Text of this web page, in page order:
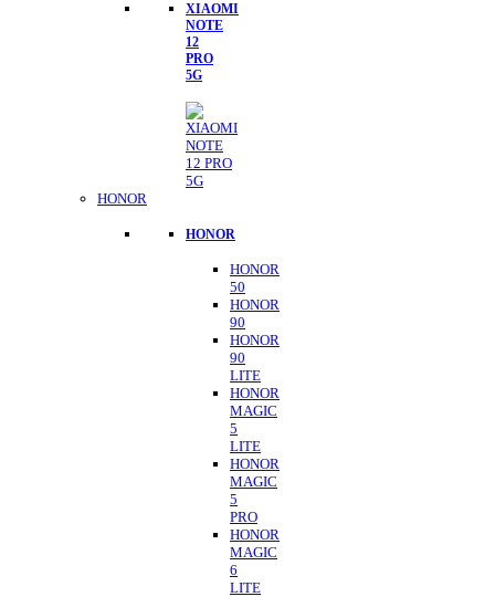
XIAOMI
NOTE
12
PRO
5G
HONOR
HONOR
HONOR
50
HONOR
90
HONOR
90
LITE
HONOR
MAGIC
5
LITE
HONOR
MAGIC
5
PRO
HONOR
MAGIC
6
LITE